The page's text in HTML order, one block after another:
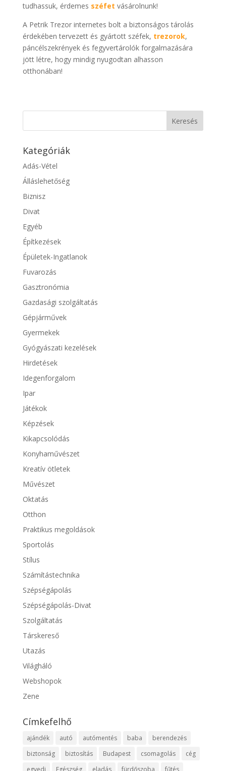
tudhassuk, érdemes széfet vásárolnunk!
A Petrik Trezor internetes bolt a biztonságos tárolás
érdekében tervezett és gyártott széfek, trezorok,
páncélszekrények és fegyvertárolók forgalmazására
jött létre, hogy mindig nyugodtan alhasson
otthonában!
Kategóriák
Adás-Vétel
Álláslehetőség
Biznisz
Divat
Egyéb
Építkezések
Épületek-Ingatlanok
Fuvarozás
Gasztronómia
Gazdasági szolgáltatás
Gépjárművek
Gyermekek
Gyógyászati kezelések
Hirdetések
Idegenforgalom
Ipar
Játékok
Képzések
Kikapcsolódás
Konyhaművészet
Kreatív ötletek
Művészet
Oktatás
Otthon
Praktikus megoldások
Sportolás
Stílus
Számítástechnika
Szépségápolás
Szépségápolás-Divat
Szolgáltatás
Társkereső
Utazás
Világháló
Webshopok
Zene
Címkefelhő
ajándék autó autómentés baba
berendezés
biztonság
biztosítás Budapest csomagolás
cég